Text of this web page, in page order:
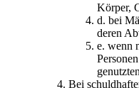
Körper,
d. bei
deren
e. wenn
Bei